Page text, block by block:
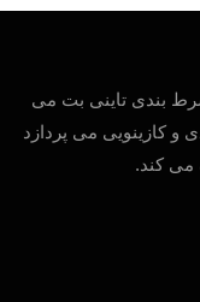
بندی تاینی بت می
و کازینویی می پردازد
می کند.